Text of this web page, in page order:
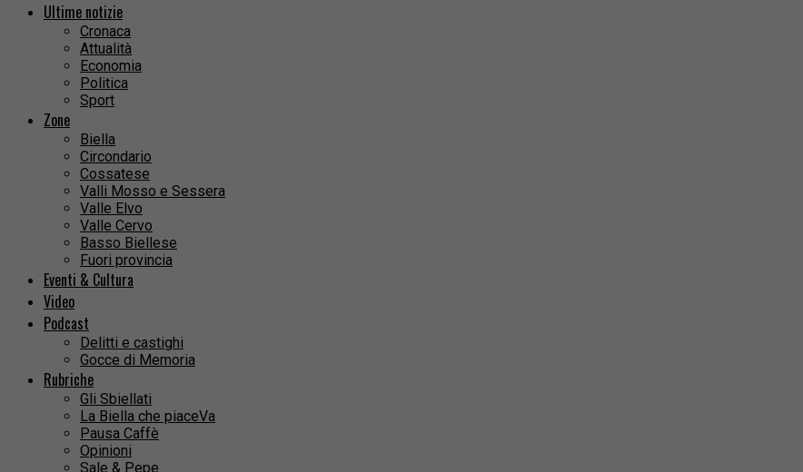
Ultime notizie
Cronaca
Attualità
Economia
Politica
Sport
Zone
Biella
Circondario
Cossatese
Valli Mosso e Sessera
Valle Elvo
Valle Cervo
Basso Biellese
Fuori provincia
Eventi & Cultura
Video
Podcast
Delitti e castighi
Gocce di Memoria
Rubriche
Gli Sbiellati
La Biella che piaceVa
Pausa Caffè
Opinioni
Sale & Pepe